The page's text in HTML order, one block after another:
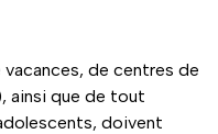
de centres de
ainsi que de tout
doivent